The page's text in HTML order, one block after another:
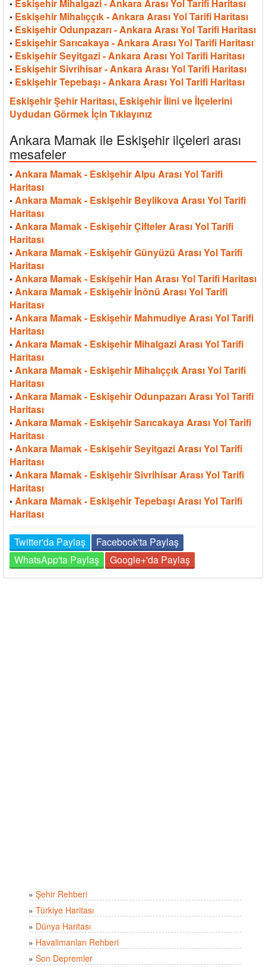
• Eskişehir Mihalgazi - Ankara Arası Yol Tarifi Haritası
• Eskişehir Mihalıççık - Ankara Arası Yol Tarifi Haritası
• Eskişehir Odunpazarı - Ankara Arası Yol Tarifi Haritası
• Eskişehir Sarıcakaya - Ankara Arası Yol Tarifi Haritası
• Eskişehir Seyitgazi - Ankara Arası Yol Tarifi Haritası
• Eskişehir Sivrihisar - Ankara Arası Yol Tarifi Haritası
• Eskişehir Tepebaşı - Ankara Arası Yol Tarifi Haritası
Eskişehir Şehir Haritası, Eskişehir İlini ve İlçelerini
Uydudan Görmek İçin Tıklayınız
Ankara Mamak ile Eskişehir ilçeleri arası
mesafeler
• Ankara Mamak - Eskişehir Alpu Arası Yol Tarifi
Haritası
• Ankara Mamak - Eskişehir Beylikova Arası Yol Tarifi
Haritası
• Ankara Mamak - Eskişehir Çifteler Arası Yol Tarifi
Haritası
• Ankara Mamak - Eskişehir Günyüzü Arası Yol Tarifi
Haritası
• Ankara Mamak - Eskişehir Han Arası Yol Tarifi Haritası
• Ankara Mamak - Eskişehir İnönü Arası Yol Tarifi
Haritası
• Ankara Mamak - Eskişehir Mahmudiye Arası Yol Tarifi
Haritası
• Ankara Mamak - Eskişehir Mihalgazi Arası Yol Tarifi
Haritası
• Ankara Mamak - Eskişehir Mihalıççık Arası Yol Tarifi
Haritası
• Ankara Mamak - Eskişehir Odunpazarı Arası Yol Tarifi
Haritası
• Ankara Mamak - Eskişehir Sarıcakaya Arası Yol Tarifi
Haritası
• Ankara Mamak - Eskişehir Seyitgazi Arası Yol Tarifi
Haritası
• Ankara Mamak - Eskişehir Sivrihisar Arası Yol Tarifi
Haritası
• Ankara Mamak - Eskişehir Tepebaşı Arası Yol Tarifi
Haritası
Twitter'da Paylaş
Facebook'ta Paylaş
WhatsApp'ta Paylaş
Google+'da Paylaş
» Şehir Rehberi
» Türkiye Haritası
» Dünya Haritası
» Havalimanları Rehberi
» Son Depremler